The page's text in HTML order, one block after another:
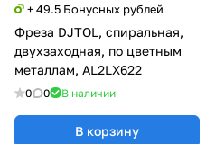
+ 49.5 Бонусных рублей
Фреза DJTOL, спиральная,
двухзаходная, по цветным
металлам, AL2LX622
0 0 В наличии
В корзину